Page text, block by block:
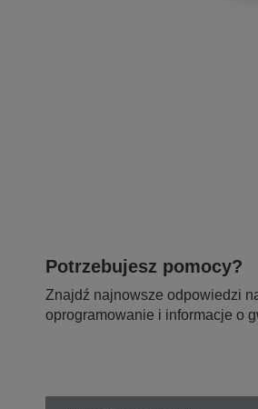
Potrzebujesz pomocy?
Znajdź najnowsze odpowiedzi
oprogramowanie i informacje o